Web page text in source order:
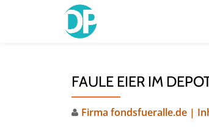
FAULE EIER IM
Firma fondsfueralle.de |